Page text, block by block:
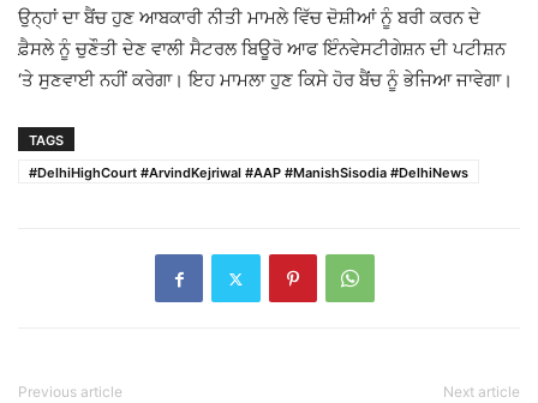
ਉਨ੍ਹਾਂ ਦਾ ਬੈਂਚ ਹੁਣ ਆਬਕਾਰੀ ਨੀਤੀ ਮਾਮਲੇ ਵਿੱਚ ਦੋਸ਼ੀਆਂ ਨੂੰ ਬਰੀ ਕਰਨ ਦੇ
ਫ਼ੈਸਲੇ ਨੂੰ ਚੁਣੌਤੀ ਦੇਣ ਵਾਲੀ ਸੈਟਰਲ ਬਿਊਰੋ ਆਫ ਇੰਨਵੇਸਟੀਗੇਸ਼ਨਦੀ ਪਟੀਸ਼ਨ
‘ਤੇ ਸੁਣਵਾਈ ਨਹੀਂ ਕਰੇਗਾ। ਇਹ ਮਾਮਲਾ ਹੁਣ ਕਿਸੇ ਹੋਰ ਬੈਂਚ ਨੂੰ ਭੇਜਿਆ ਜਾਵੇਗਾ।
TAGS
#DelhiHighCourt #ArvindKejriwal #AAP #ManishSisodia #DelhiNews
Previous article Next article